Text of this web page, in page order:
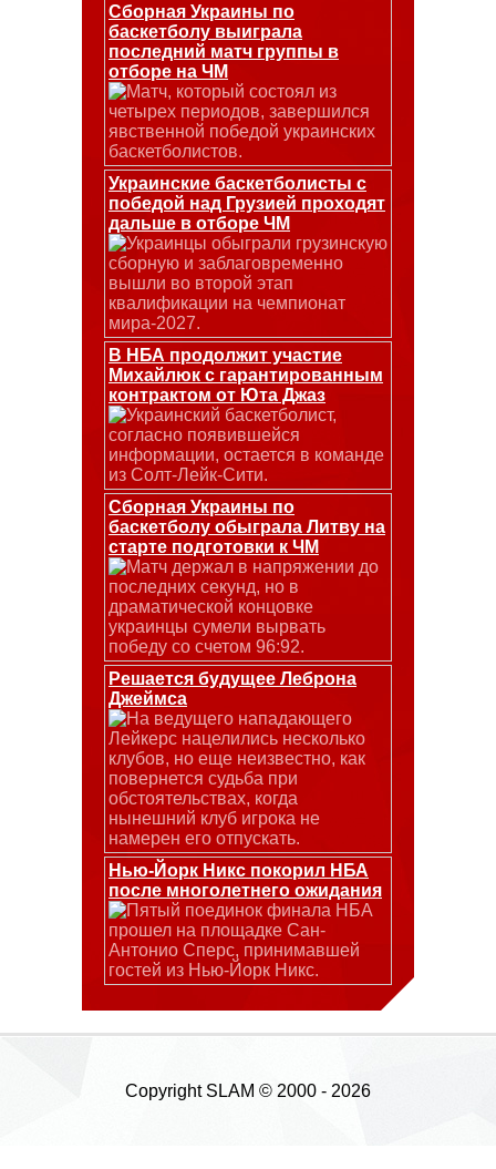
Сборная Украины по
баскетболу выиграла
последний матч группы в
отборе на ЧМ
Матч, который состоял из
четырех периодов, завершился
явственной победой украинских
баскетболистов.
Украинские баскетболисты с
победой над Грузией проходят
дальше в отборе ЧМ
Украинцы обыграли грузинскую
сборную и заблаговременно
вышли во второй этап
квалификации на чемпионат
мира-2027.
В НБА продолжит участие
Михайлюк с гарантированным
контрактом от Юта Джаз
Украинский баскетболист,
согласно появившейся
информации, остается в команде
из Солт-Лейк-Сити.
Сборная Украины по
баскетболу обыграла Литву на
старте подготовки к ЧМ
Матч держал в напряжении до
последних секунд, но в
драматической концовке
украинцы сумели вырвать
победу со счетом 96:92.
Решается будущее Леброна
Джеймса
На ведущего нападающего
Лейкерс нацелились несколько
клубов, но еще неизвестно, как
повернется судьба при
обстоятельствах, когда
нынешний клуб игрока не
намерен его отпускать.
Нью-Йорк Никс покорил НБА
после многолетнего ожидания
Пятый поединок финала НБА
прошел на площадке Сан-
Антонио Сперс, принимавшей
гостей из Нью-Йорк Никс.
Copyright SLAM © 2000 - 2026